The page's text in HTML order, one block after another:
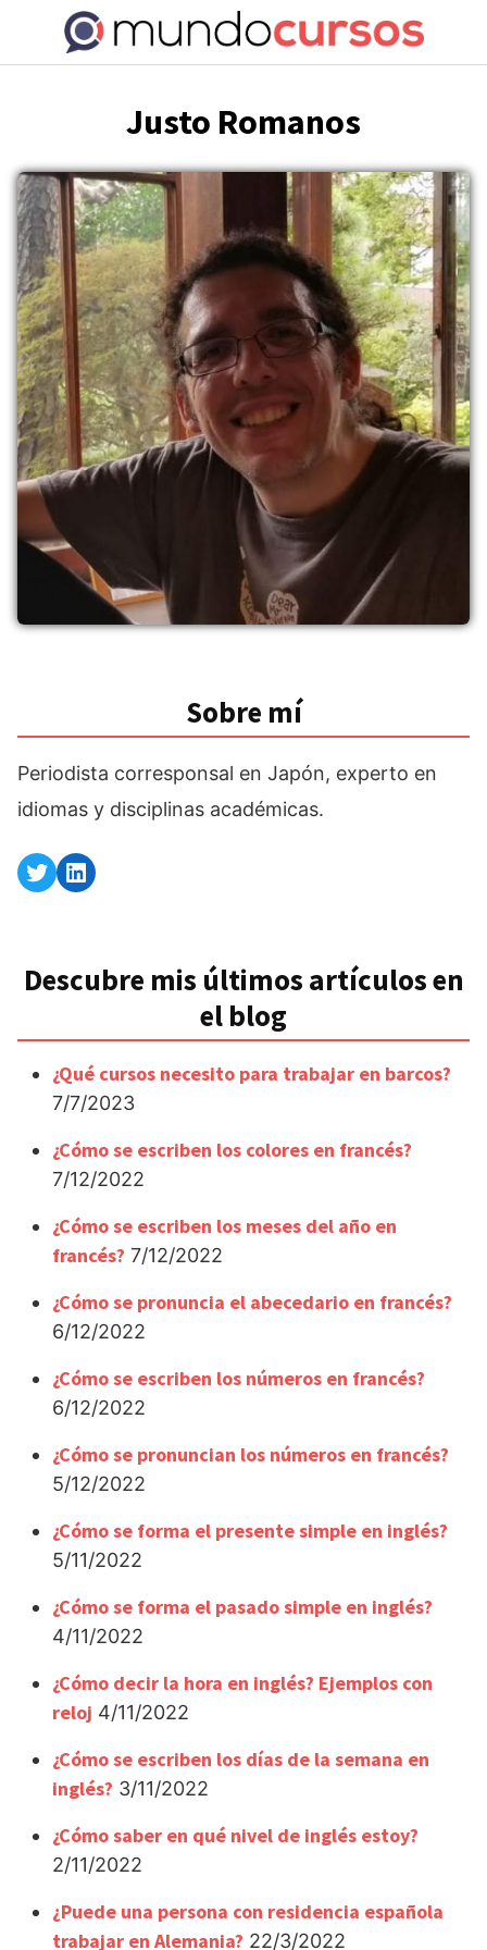
contenido
Justo Romanos
Sobre mí
Periodista corresponsal en Japón, experto en
idiomas y disciplinas académicas.
Twitter LinkedIn
Descubre mis últimos artículos en
el blog
¿Qué cursos necesito para trabajar en barcos?
7/7/2023
¿Cómo se escriben los colores en francés?
7/12/2022
¿Cómo se escriben los meses del año en
francés? 7/12/2022
¿Cómo se pronuncia el abecedario en francés?
6/12/2022
¿Cómo se escriben los números en francés?
6/12/2022
¿Cómo se pronuncian los números en francés?
5/12/2022
¿Cómo se forma el presente simple en inglés?
5/11/2022
¿Cómo se forma el pasado simple en inglés?
4/11/2022
¿Cómo decir la hora en inglés? Ejemplos con
reloj 4/11/2022
¿Cómo se escriben los días de la semana en
inglés? 3/11/2022
¿Cómo saber en qué nivel de inglés estoy?
2/11/2022
¿Puede una persona con residencia española
trabajar en Alemania? 22/3/2022